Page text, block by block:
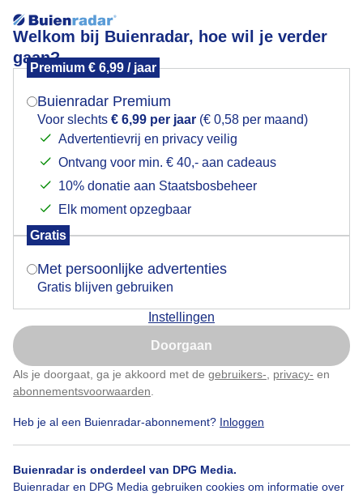
Welkom bij Buienradar, hoe wil je verder
gaan?
Premium € 6,99 / jaar
Buienradar Premium
Voor slechts € 6,99 per jaar (€ 0,58 per maand)
Advertentievrij en privacy veilig
Ontvang voor min. € 40,- aan cadeaus
10% donatie aan Staatsbosbeheer
Elk moment opzegbaar
Gratis
Met persoonlijke advertenties
Gratis blijven gebruiken
Instellingen
Doorgaan
Als je doorgaat, ga je akkoord met de gebruikers- privacy- en
abonnementsvoorwaarden
Heb je al een Buienradar-abonnement? Inloggen
Buienradar is onderdeel van DPG Media.
Buienradar en DPG Media gebruiken cookies om informatie over
Familie knobbelzwaan
Familie knobbelzwaan Knobbelzwaan Lente Natuur
Door: Sandra Romijn Gemaakt: 23-05-2026, 37x bekeken
Mogen we je locatie gebruiken voor het
Indien je hier nog geen akkoord op hebt gegeven,
verschijnt er zo een pop-up uit je browser waarin
Is goed, toon de popup
Nu niet, misschien later
Klik hierom dit aan te passen